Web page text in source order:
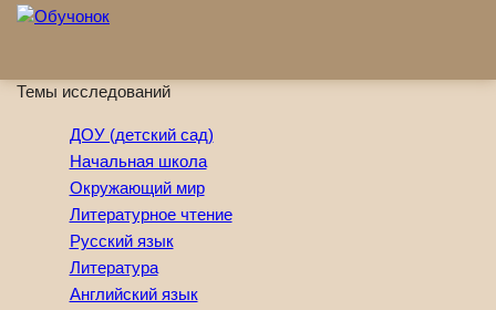
Перейти к основному содержанию
Темы исследований
ДОУ (детский сад)
Начальная школа
Окружающий мир
Литературное чтение
Русский язык
Литература
Английский язык